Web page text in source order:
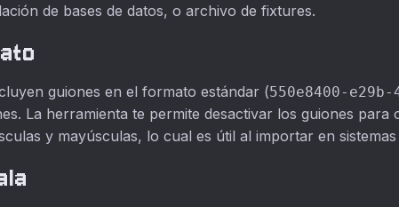
de bases de datos, o archivo de fixtures.
guiones en el formato estándar (550e8400-e29b-
La herramienta te permite desactivar los guiones
y mayúsculas, lo cual es útil al importar en